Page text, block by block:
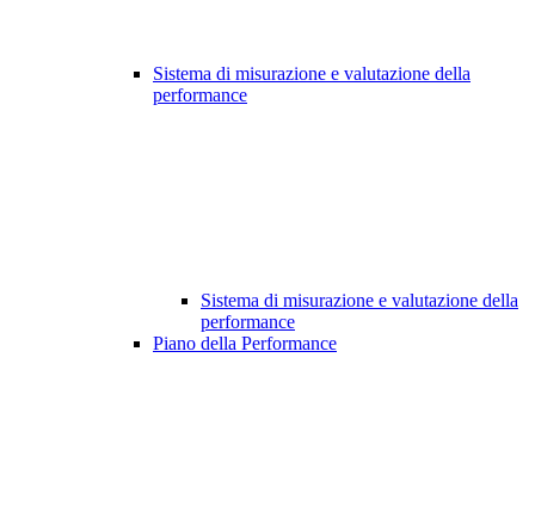
Sistema di misurazione e valutazione della
performance
Sistema di misurazione e valutazione della
performance
Piano della Performance